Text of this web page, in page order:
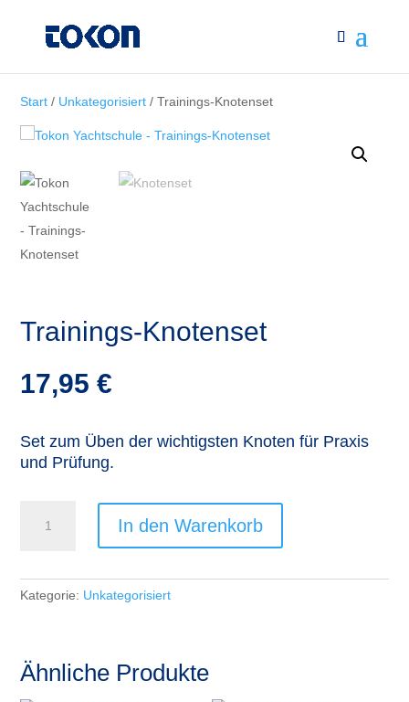
Start / Unkategorisiert / Trainings-Knotenset
Trainings-Knotenset
17,95€
Set zum Üben der wichtigsten Knoten für Praxis
und Prüfung.
Knotenset
In den Warenkorb
Kategorie: Unkategorisiert
Ähnliche Produkte